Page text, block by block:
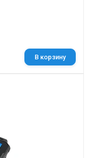
В корзину